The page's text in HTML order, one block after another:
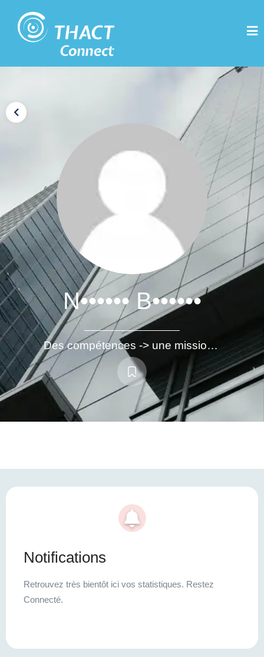
N•••••• B••••••
Des compétences -> une mission -> un résultat
Notifications
Retrouvez très bientôt ici vos statistiques. Restez
Connecté.